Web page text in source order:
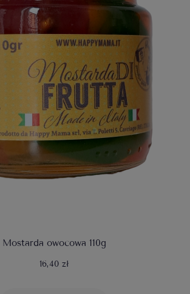
Mostarda owocowa 110g
16,40 zł